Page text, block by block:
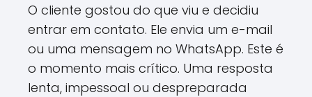
O cliente gostou do que viu e decidiu
entrar em contato. Ele envia um e-mail
ou uma mensagem no WhatsApp. Este é
o momento mais crítico. Uma resposta
lenta, impessoal ou despreparada